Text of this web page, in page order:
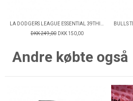
DKK 249,00 DKK 150,00
Andre købte også